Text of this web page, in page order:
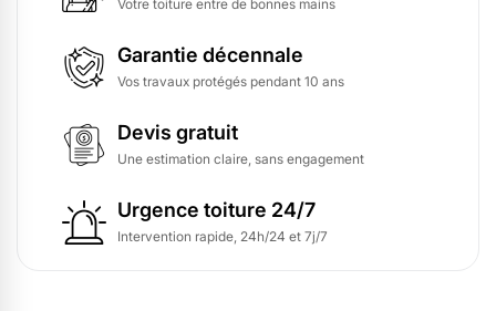
Votre toiture entre de bonnes mains
Garantie décennale
Vos travaux protégés pendant 10 ans
Devis gratuit
Une estimation claire, sans engagement
Urgence toiture 24/7
Intervention rapide, 24h/24 et 7j/7